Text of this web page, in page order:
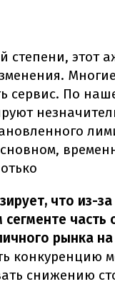
степени, этот
сервис. По
что из-
рынка
конкуренцию
снижению